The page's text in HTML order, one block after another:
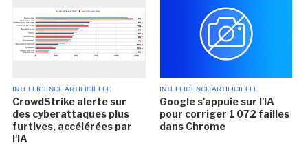
INTELLIGENCE ARTIFICIELLE
CrowdStrike alerte sur
des cyberattaques plus
furtives, accélérées par
l'IA
INTELLIGENCE ARTIFICIELLE
Google s'appuie sur l'IA
pour corriger 1 072 failles
dans Chrome